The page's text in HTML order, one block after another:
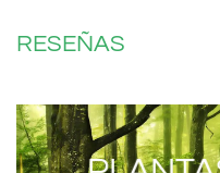
RESEÑAS